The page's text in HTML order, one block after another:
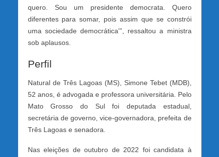
quero. Sou um presidente democrata. Quero
diferentes para somar, pois assim que se constrói
uma sociedade democrática'”, ressaltou a ministra
sob aplausos.
Perfil
Natural de Três Lagoas (MS), Simone Tebet (MDB),
52 anos, é advogada e professora universitária. Pelo
Mato Grosso do Sul foi deputada estadual,
secretária de governo, vice-governadora, prefeita de
Três Lagoas e senadora.
Nas eleições de outubro de 2022 foi candidata à